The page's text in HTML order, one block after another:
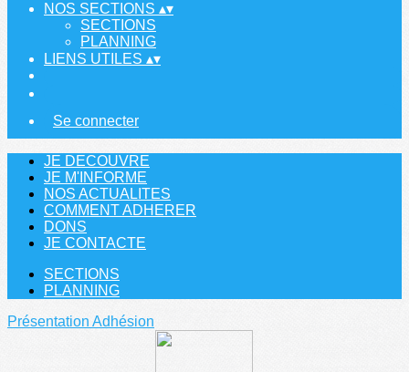
NOS SECTIONS ▴▾
SECTIONS
PLANNING
LIENS UTILES ▴▾
Se connecter
JE DECOUVRE
JE M'INFORME
NOS ACTUALITES
COMMENT ADHERER
DONS
JE CONTACTE
SECTIONS
PLANNING
Présentation Adhésion